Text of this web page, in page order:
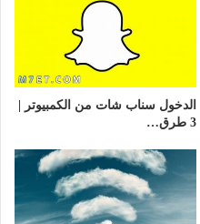
الدخول سناب شات من الكمبيوتر |
3 طرق…